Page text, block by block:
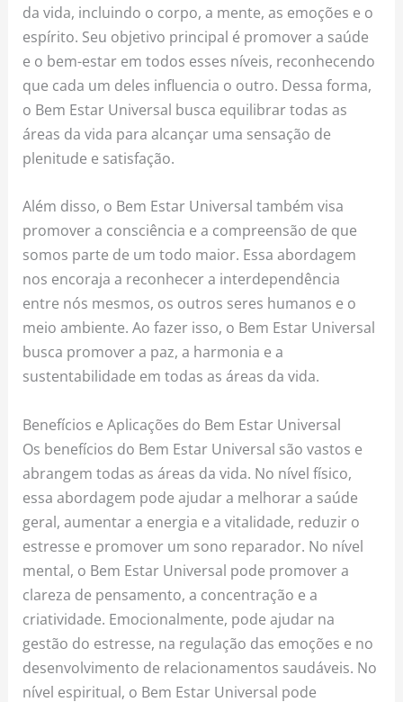
da vida, incluindo o corpo, a mente, as emoções e o
espírito. Seu objetivo principal é promover a saúde
e o bem-estar em todos esses níveis, reconhecendo
que cada um deles influencia o outro. Dessa forma,
o Bem Estar Universal busca equilibrar todas as
áreas da vida para alcançar uma sensação de
plenitude e satisfação.
Além disso, o Bem Estar Universal também visa
promover a consciência e a compreensão de que
somos parte de um todo maior. Essa abordagem
nos encoraja a reconhecer a interdependência
entre nós mesmos, os outros seres humanos e o
meio ambiente. Ao fazer isso, o Bem Estar Universal
busca promover a paz, a harmonia e a
sustentabilidade em todas as áreas da vida.
Benefícios e Aplicações do Bem Estar Universal
Os benefícios do Bem Estar Universal são vastos e
abrangem todas as áreas da vida. No nível físico,
essa abordagem pode ajudar a melhorar a saúde
geral, aumentar a energia e a vitalidade, reduzir o
estresse e promover um sono reparador. No nível
mental, o Bem Estar Universal pode promover a
clareza de pensamento, a concentração e a
criatividade. Emocionalmente, pode ajudar na
gestão do estresse, na regulação das emoções e no
desenvolvimento de relacionamentos saudáveis. No
nível espiritual, o Bem Estar Universal pode